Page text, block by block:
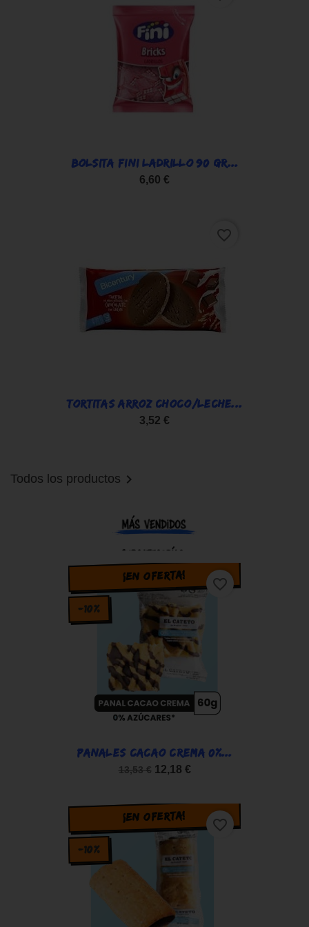
BOLSITA FINI LADRILLO 90 GR...
6,60 €
TORTITAS ARROZ CHOCO/LECHE...
3,52 €
favorite_border
Todos los productos 
PANALES CACAO CREMA 0%...
13,53 € 12,18 €
¡EN OFERTA!
-10%
favorite_border
¡EN OFERTA!
-10%
favorite_border